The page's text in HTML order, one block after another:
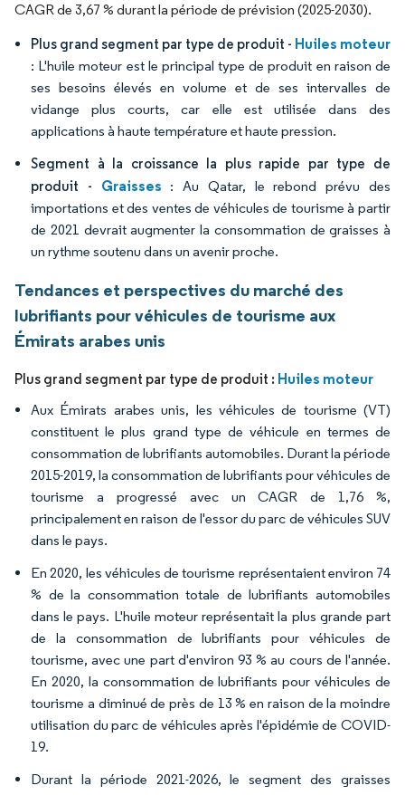
CAGR de 3,67 % durant la période de prévision (2025-2030).
Plus grand segment par type de produit - Huiles moteur
: L'huile moteur est le principal type de produit en raison de
ses besoins élevés en volume et de ses intervalles de
vidange plus courts, car elle est utilisée dans des
applications à haute température et haute pression.
Segment à la croissance la plus rapide par type de
produit - Graisses : Au Qatar, le rebond prévu des
importations et des ventes de véhicules de tourisme à partir
de 2021 devrait augmenter la consommation de graisses à
un rythme soutenu dans un avenir proche.
Tendances et perspectives du marché des
lubrifiants pour véhicules de tourisme aux
Émirats arabes unis
Plus grand segment par type de produit : Huiles moteur
Aux Émirats arabes unis, les véhicules de tourisme (VT)
constituent le plus grand type de véhicule en termes de
consommation de lubrifiants automobiles. Durant la période
2015-2019, la consommation de lubrifiants pour véhicules de
tourisme a progressé avec un CAGR de 1,76 %,
principalement en raison de l'essor du parc de véhicules SUV
dans le pays.
En 2020, les véhicules de tourisme représentaient environ 74
% de la consommation totale de lubrifiants automobiles
dans le pays. L'huile moteur représentait la plus grande part
de la consommation de lubrifiants pour véhicules de
tourisme, avec une part d'environ 93 % au cours de l'année.
En 2020, la consommation de lubrifiants pour véhicules de
tourisme a diminué de près de 13 % en raison de la moindre
utilisation du parc de véhicules après l'épidémie de COVID-
19.
Durant la période 2021-2026, le segment des graisses